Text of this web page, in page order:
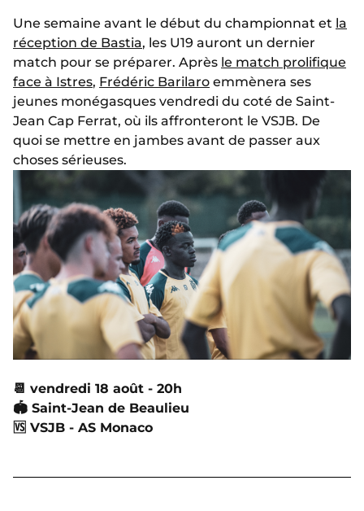
Une semaine avant le début du championnat et la
réception de Bastia, les U19 auront un dernier
match pour se préparer. Après le match prolifique
face à Istres, Frédéric Barilaro emmènera ses
jeunes monégasques vendredi du coté de Saint-
Jean Cap Ferrat, où ils affronteront le VSJB. De
quoi se mettre en jambes avant de passer aux
choses sérieuses.
📆 vendredi 18 août - 20h
🏟 Saint-Jean de Beaulieu
🆚 VSJB - AS Monaco